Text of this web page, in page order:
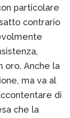
particolare
contrario
oro. Anche la
ma va al
di
che la